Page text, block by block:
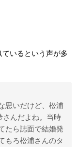
いるという声が多
思いだけど、松浦
さんだよね。当時
たら誌面で結婚発
もろ松浦さんのタ